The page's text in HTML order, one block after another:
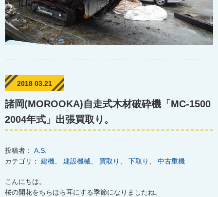
2018 03.21
諸岡(MOROOKA)自走式木材破砕機「MC-1500
2004年式」出張買取り。
投稿者： A.S.
カテゴリ： 建機 建設機械 買取り 下取り 中古重機
こんにちは。
桜の開花をちらほら耳にする季節になりましたね。